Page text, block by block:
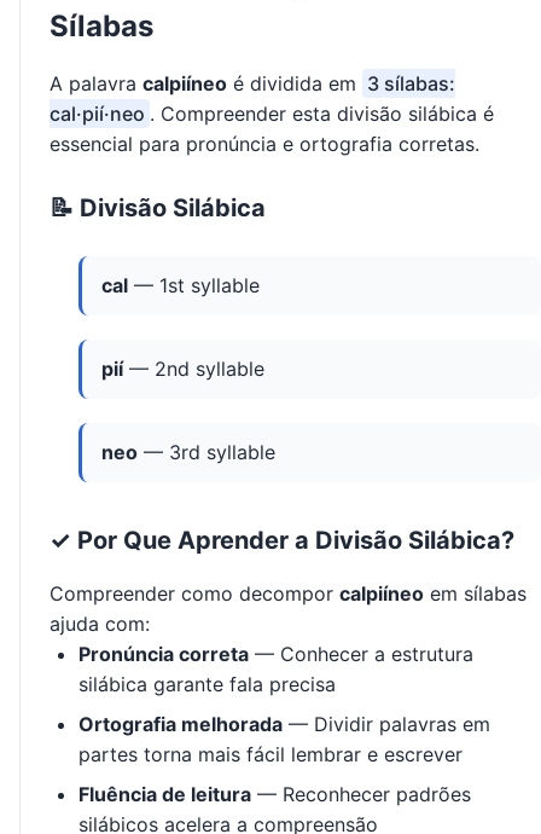
Sílabas
A palavra calpiíneo é dividida em 3 sílabas:
cal·pií·neo . Compreender esta divisão silábica é
essencial para pronúncia e ortografia corretas.
📝 Divisão Silábica
cal — 1st syllable
pií— 2nd syllable
neo — 3rd syllable
✓ Por Que Aprender a Divisão Silábica?
Compreender como decompor calpiíneo em sílabas
ajuda com:
Pronúncia correta — Conhecer a estrutura
silábica garante fala precisa
Ortografia melhorada — Dividir palavras em
partes torna mais fácil lembrar e escrever
Fluência de leitura — Reconhecer padrões
silábicos acelera a compreensão